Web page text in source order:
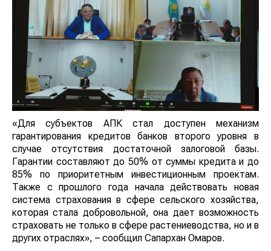
«Для субъектов АПК стал доступен механизм
гарантирования кредитов банков второго уровня в
случае отсутствия достаточной залоговой базы.
Гарантии составляют до 50% от суммы кредита и до
85% по приоритетным инвестиционным проектам.
Также с прошлого года начала действовать новая
система страхования в сфере сельского хозяйства,
которая стала добровольной, она дает возможность
страховать не только в сфере растениеводства, но и в
других отраслях», – сообщил Сапархан Омаров.